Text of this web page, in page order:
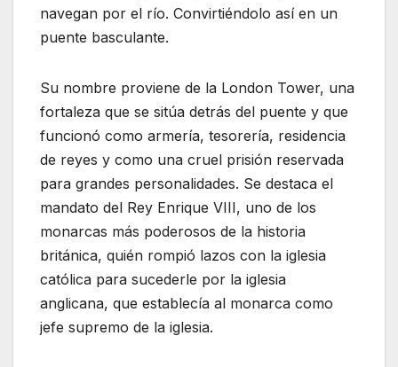
navegan por el río. Convirtiéndolo así en un
puente basculante.
Su nombre proviene de la London Tower, una
fortaleza que se sitúa detrás del puente y que
funcionó como armería, tesorería, residencia
de reyes y como una cruel prisión reservada
para grandes personalidades. Se destaca el
mandato del Rey Enrique VIII, uno de los
monarcas más poderosos de la historia
británica, quién rompió lazos con la iglesia
católica para sucederle por la iglesia
anglicana, que establecía al monarca como
jefe supremo de la iglesia.